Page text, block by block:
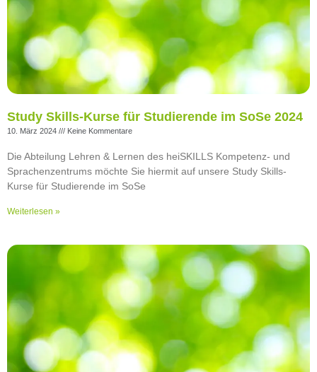
Study Skills-Kurse für Studierende im SoSe 2024
10. März 2024 Keine Kommentare
Die Abteilung Lehren & Lernen des heiSKILLS Kompetenz- und
Sprachenzentrums möchte Sie hiermit auf unsere Study Skills-
Kurse für Studierende im SoSe
Weiterlesen »